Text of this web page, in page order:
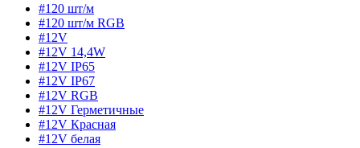
#120 шт/м
#120 шт/м RGB
#12V
#12V 14,4W
#12V IP65
#12V IP67
#12V RGB
#12V Герметичные
#12V Красная
#12V белая